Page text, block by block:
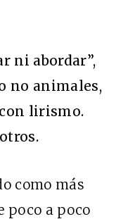
ni abordar”,
no animales,
lirismo.
como más
poco a poco